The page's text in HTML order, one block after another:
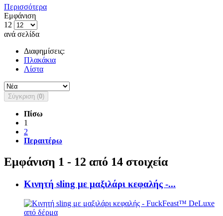
Περισσότερα
Εμφάνιση
12
ανά σελίδα
Διαφημίσεις:
Πλακάκια
Λίστα
Σύγκριση (0)
Πίσω
1
2
Περαιτέρω
Εμφάνιση 1 - 12 από 14 στοιχεία
Κινητή sling με μαξιλάρι κεφαλής -...